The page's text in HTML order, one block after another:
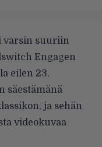
varsin suuriin
Engagen
eilen 23.
säestämänä
ja sehän
videokuvaa